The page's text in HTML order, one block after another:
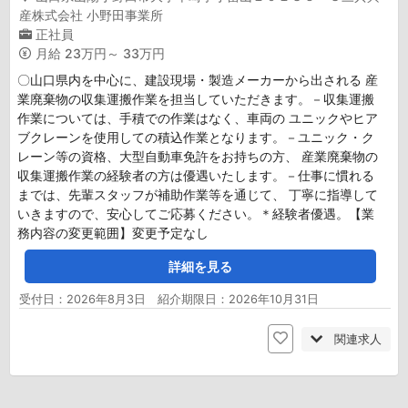
産株式会社 小野田事業所
正社員
月給 23万円～ 33万円
〇山口県内を中心に、建設現場・製造メーカーから出される 産
業廃棄物の収集運搬作業を担当していただきます。－収集運搬
作業については、手積での作業はなく、車両の ユニックやヒア
ブクレーンを使用しての積込作業となります。－ユニック・ク
レーン等の資格、大型自動車免許をお持ちの方、 産業廃棄物の
収集運搬作業の経験者の方は優遇いたします。－仕事に慣れる
までは、先輩スタッフが補助作業等を通じて、 丁寧に指導して
いきますので、安心してご応募ください。＊経験者優遇。【業
務内容の変更範囲】変更予定なし
詳細を見る
受付日：2026年8月3日 紹介期限日：2026年10月31日
関連求人